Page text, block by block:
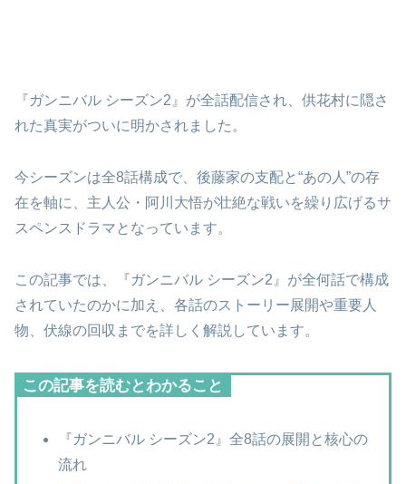
『ガンニバル シーズン2』が全話配信され、供花村に隠さ
れた真実がついに明かされました。
今シーズンは全8話構成で、後藤家の支配と“あの人”の存
在を軸に、主人公・阿川大悟が壮絶な戦いを繰り広げるサ
スペンスドラマとなっています。
この記事では、『ガンニバル シーズン2』が全何話で構成
されていたのかに加え、各話のストーリー展開や重要人
物、伏線の回収までを詳しく解説しています。
この記事を読むとわかること
『ガンニバル シーズン2』全8話の展開と核心の
流れ